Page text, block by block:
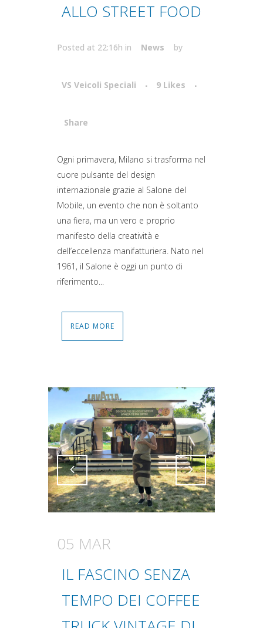
ALLO STREET FOOD
Posted at 22:16h in News by
VS Veicoli Speciali 9 Likes
Share
Attiva comando
Ogni primavera, Milano si trasforma nel
cuore pulsante del design
internazionale grazie al Salone del
Mobile, un evento che non è soltanto
una fiera, ma un vero e proprio
manifesto della creatività e
dell’eccellenza manifatturiera. Nato nel
1961, il Salone è oggi un punto di
riferimento...
READ MORE
Attiva comando Attiva comando
05 MAR
IL FASCINO SENZA
TEMPO DEI COFFEE